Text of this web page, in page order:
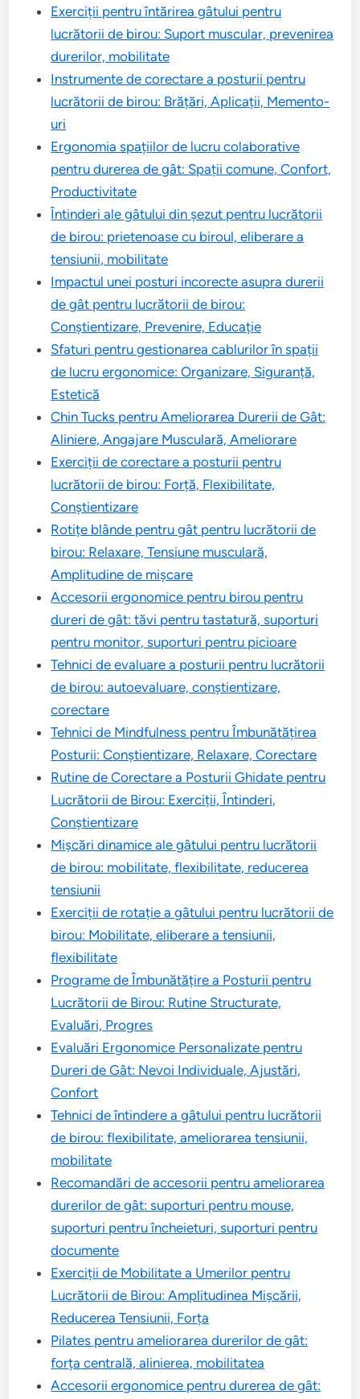
Exerciții pentru întărirea gâtului pentru
lucrătorii de birou: Suport muscular, prevenirea
durerilor, mobilitate
Instrumente de corectare a posturii pentru
lucrătorii de birou: Brățări, Aplicații, Memento-
uri
Ergonomia spațiilor de lucru colaborative
pentru durerea de gât: Spații comune, Confort,
Productivitate
Întinderi ale gâtului din șezut pentru lucrătorii
de birou: prietenoase cu biroul, eliberare a
tensiunii, mobilitate
Impactul unei posturi incorecte asupra durerii
de gât pentru lucrătorii de birou:
Conștientizare, Prevenire, Educație
Sfaturi pentru gestionarea cablurilor în spații
de lucru ergonomice: Organizare, Siguranță,
Estetică
Chin Tucks pentru Ameliorarea Durerii de Gât:
Aliniere, Angajare Musculară, Ameliorare
Exerciții de corectare a posturii pentru
lucrătorii de birou: Forță, Flexibilitate,
Conștientizare
Rotițe blânde pentru gât pentru lucrătorii de
birou: Relaxare, Tensiune musculară,
Amplitudine de mișcare
Accesorii ergonomice pentru birou pentru
dureri de gât: tăvi pentru tastatură, suporturi
pentru monitor, suporturi pentru picioare
Tehnici de evaluare a posturii pentru lucrătorii
de birou: autoevaluare, conștientizare,
corectare
Tehnici de Mindfulness pentru Îmbunătățirea
Posturii: Conștientizare, Relaxare, Corectare
Rutine de Corectare a Posturii Ghidate pentru
Lucrătorii de Birou: Exerciții, Întinderi,
Conștientizare
Mișcări dinamice ale gâtului pentru lucrătorii
de birou: mobilitate, flexibilitate, reducerea
tensiunii
Exerciții de rotație a gâtului pentru lucrătorii de
birou: Mobilitate, eliberare a tensiunii,
flexibilitate
Programe de Îmbunătățire a Posturii pentru
Lucrătorii de Birou: Rutine Structurate,
Evaluări, Progres
Evaluări Ergonomice Personalizate pentru
Dureri de Gât: Nevoi Individuale, Ajustări,
Confort
Tehnici de întindere a gâtului pentru lucrătorii
de birou: flexibilitate, ameliorarea tensiunii,
mobilitate
Recomandări de accesorii pentru ameliorarea
durerilor de gât: suporturi pentru mouse,
suporturi pentru încheieturi, suporturi pentru
documente
Exerciții de Mobilitate a Umerilor pentru
Lucrătorii de Birou: Amplitudinea Mișcării,
Reducerea Tensiunii, Forța
Pilates pentru ameliorarea durerilor de gât:
forța centrală, alinierea, mobilitatea
Accesorii ergonomice pentru durerea de gât: